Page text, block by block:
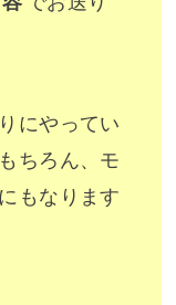
にやってい
ちろん、モ
もなります